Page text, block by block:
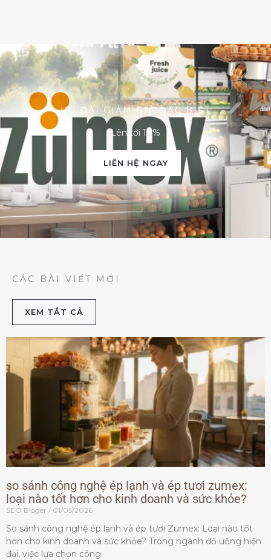
ƯU ĐÃI GIẢM GIÁ ĐẶC BIỆT
Lên tới 10%
LIÊN HỆ NGAY
CÁC BÀI VIẾT MỚI
XEM TẮT CẢ
so sánh công nghệ ép lạnh và ép tươi zumex:
loại nào tốt hơn cho kinh doanh và sức khỏe?
SEO Bloger 01/05/2026
So sánh công nghệ ép lạnh và ép tươi Zumex: Loại nào tốt
hơn cho kinh doanh và sức khỏe? Trong ngành đồ uống hiện
đại, việc lựa chọn công